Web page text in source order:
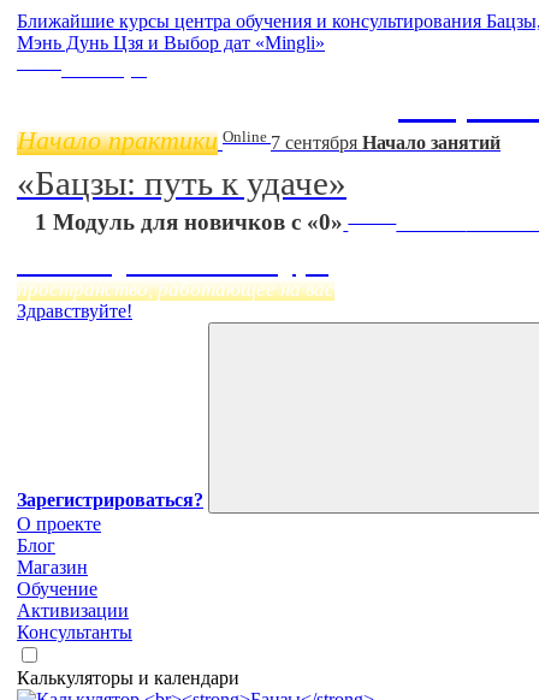
Ближайшие курсы центра обучения и консультирования
Мэнь Дунь Цзя и Выбор дат «Mingli»
Начало практики Online 7 сентября Начало занятий
«Бацзы: путь к удаче»
1 Модуль для новичков с «0» Начало:
пространство, работающее на вас
Здравствуйте!
Зарегистрироваться?
О проекте
Блог
Магазин
Обучение
Активизации
Консультанты
Калькуляторы и календари